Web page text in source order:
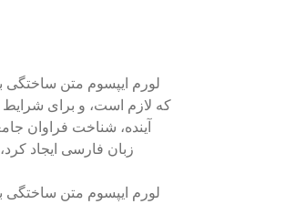
لورم ایپسوم متن ساختگی
که لازم است، و برای شرایط
آینده، شناخت فراوان
زبان فارسی ایجاد
لورم ایپسوم متن ساختگی